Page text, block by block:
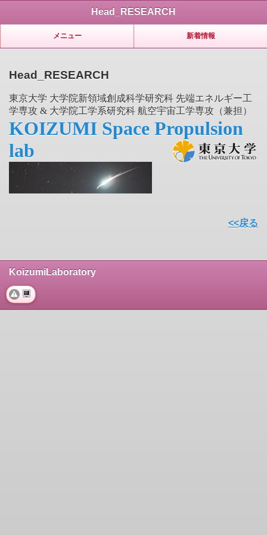
Head_RESEARCH
メニュー 新着情報
Head_RESEARCH
東京大学 大学院新領域創成科学研究科 先端エネルギー工
学専攻 & 大学院工学系研究科 航空宇宙工学専攻（兼担）
KOIZUMI Space Propulsion
lab
<<戻る
KoizumiLaboratory